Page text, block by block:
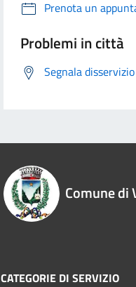
Prenota un
Problemi in città
Segnala disservizio
Comune di
CATEGORIE DI SERVIZIO